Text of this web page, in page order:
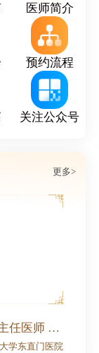
医师简介
预约流程
关注公众号
更多>
主任医师 全国名中医
学东直门医院